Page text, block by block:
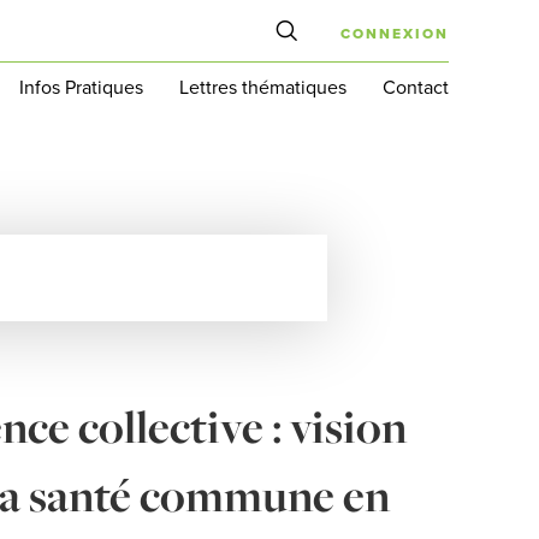
Infos Pratiques Lettres thématiques Contact
CONNEXION
collective : vision
santé commune en